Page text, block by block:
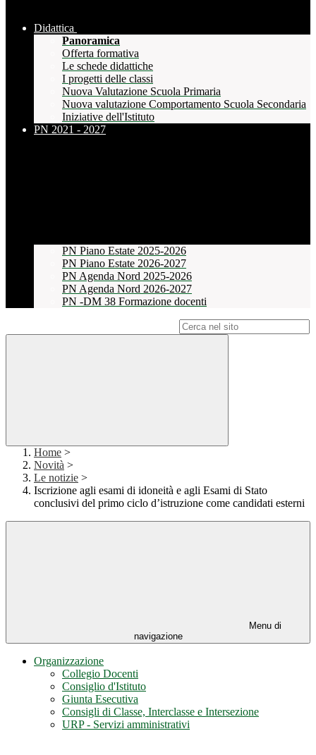
Didattica
Panoramica
Offerta formativa
Le schede didattiche
I progetti delle classi
Nuova Valutazione Scuola Primaria
Nuova valutazione Comportamento Scuola Secondaria
Iniziative dell'Istituto
PN 2021 - 2027
PN Piano Estate 2025-2026
PN Piano Estate 2026-2027
PN Agenda Nord 2025-2026
PN Agenda Nord 2026-2027
PN -DM 38 Formazione docenti
Home >
Novità >
Le notizie >
Iscrizione agli esami di idoneità e agli Esami di Stato
conclusivi del primo ciclo d’istruzione come candidati esterni
Menu di
navigazione
Organizzazione
Collegio Docenti
Consiglio d'Istituto
Giunta Esecutiva
Consigli di Classe, Interclasse e Intersezione
URP - Servizi amministrativi